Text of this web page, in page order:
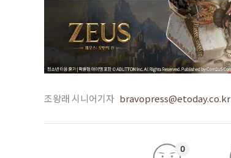
조왕래 시니어기자 bravopress@etoday.co.kr
0